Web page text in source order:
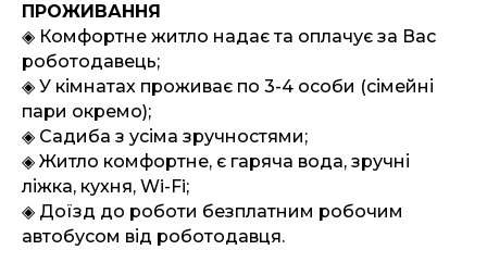
ПРОЖИВАННЯ
◈ Комфортне житло надає та оплачує за Вас
роботодавець;
◈ У кімнатах проживає по 3-4 особи (сімейні
пари окремо);
◈ Садиба з усіма зручностями;
◈ Житло комфортне, є гаряча вода, зручні
ліжка, кухня, Wi-Fi;
◈ Доїзд до роботи безплатним робочим
автобусом від роботодавця.